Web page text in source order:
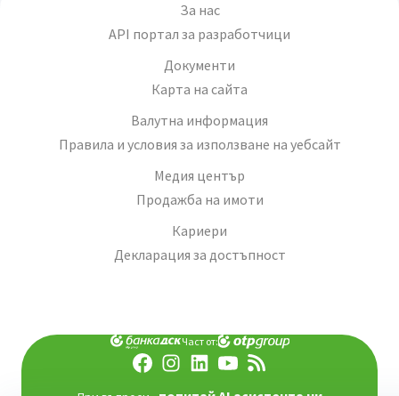
За нас
API портал за разработчици
Документи
Карта на сайта
Валутна информация
Правила и условия за използване на уебсайт
Медия център
Продажба на имоти
Кариери
Декларация за достъпност
Част от: